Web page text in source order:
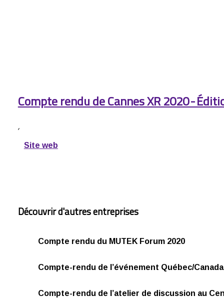
Compte rendu de Cannes XR 2020 -
,
Site web
Découvrir d'autres entreprises
Compte rendu du MUTEK Forum 2020
Compte-rendu de l’événement Québec/
Compte-rendu de l’atelier de discussion au